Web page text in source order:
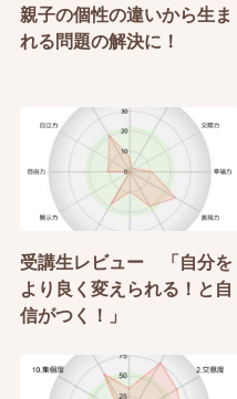
親子の個性の違いから生ま
れる問題の解決に！
受講生レビュー 「自分を
より良く変えられる！と自
信がつく！」